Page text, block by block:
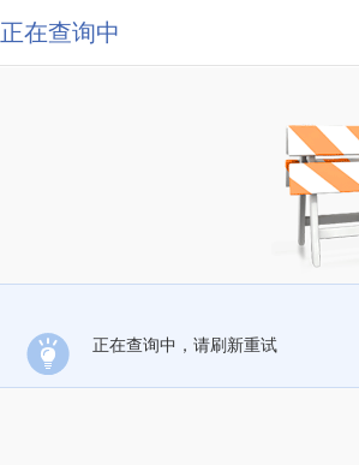
正在查询中
正在查询中，请刷新重试